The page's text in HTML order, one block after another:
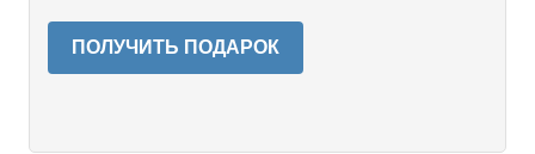
ПОЛУЧИТЬ ПОДАРОК